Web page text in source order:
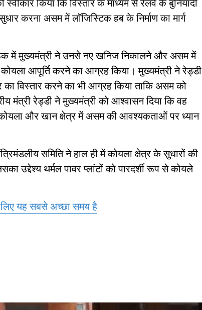
किया कि विस्तार के माध्यम से रेलवे के बुनियादी
करना असम में लॉजिस्टिक हब के निर्माण का मार्ग
में मुख्यमंत्री ने उनसे नए खनिज निकालने और असम में
कोयला आपूर्ति करने का आग्रह किया। मुख्यमंत्री ने रेड्डी
का विस्तार करने का भी आग्रह किया ताकि असम को
रेड्डी ने मुख्यमंत्री को आश्वासन दिया कि वह
और खान क्षेत्र में असम की आवश्यकताओं पर ध्यान
समिति ने हाल ही में कोयला क्षेत्र के सुधारों की
उद्देश्य थर्मल पावर प्लांटों को पारदर्शी रूप से कोयले
यह सबसे अच्छा समय है